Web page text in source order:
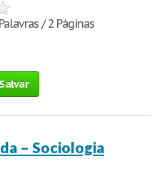
/ 2 Páginas
Salvar
– Sociologia